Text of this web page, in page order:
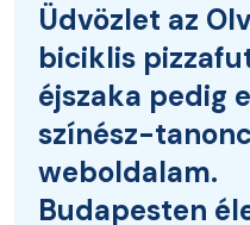
Üdvözlet az
biciklis
éjszaka pedig
színész-
weboldalam.
Budapesten